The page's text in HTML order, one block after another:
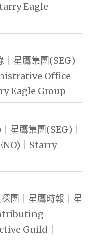
Eagle
｜星鷹集團(SEG)
Office
Eagle Group
星鷹集團(SEG)｜
｜Starry
團｜星鷹時報｜星
Guild｜